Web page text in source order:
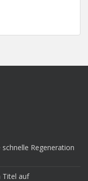
Regeneration
Titel auf